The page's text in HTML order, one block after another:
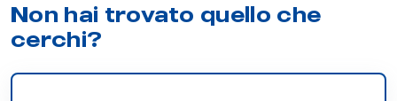
Non hai trovato quello che
cerchi?